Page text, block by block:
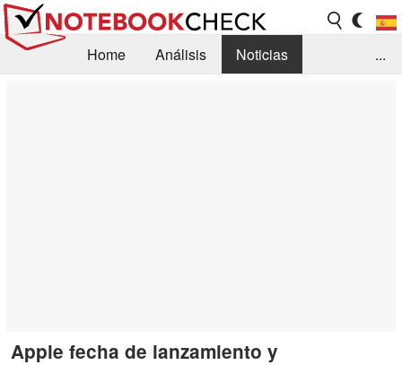
Home Análisis
Noticias
...
Apple fecha de lanzamiento y